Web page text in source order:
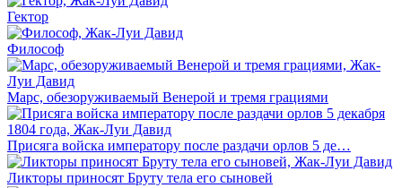
Гектор
Философ
Марс, обезоруживаемый Венерой и тремя грациями
Присяга войска императору после раздачи орлов 5 де…
Ликторы приносят Бруту тела его сыновей